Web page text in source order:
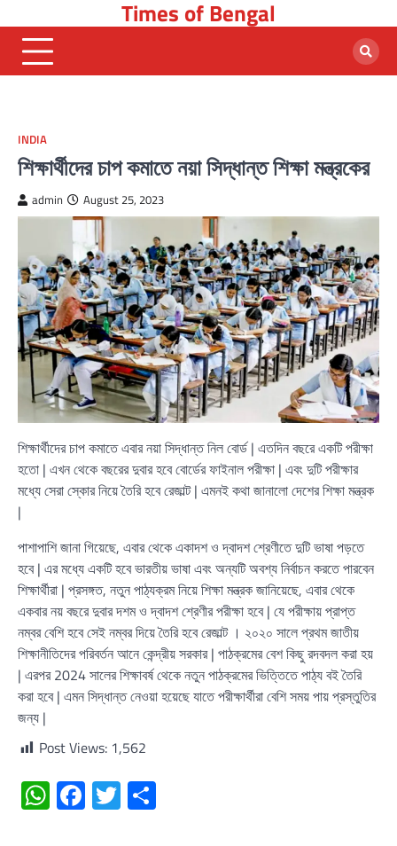
to
content
Times of Bengal
INDIA
শিক্ষার্থীদের চাপ কমাতে নয়া সিদ্ধান্ত শিক্ষা মন্ত্রকের
admin August 25, 2023
শিক্ষার্থীদের চাপ কমাতে এবার নয়া সিদ্ধান্ত নিল বোর্ড | এতদিন বছরে একটি পরীক্ষা
হতো | এখন থেকে বছরের দুবার হবে বোর্ডের ফাইনাল পরীক্ষা | এবং দুটি পরীক্ষার
মধ্যে সেরা স্কোর নিয়ে তৈরি হবে রেজাল্ট | এমনই কথা জানালো দেশের শিক্ষা মন্ত্রক
|
পাশাপাশি জানা গিয়েছে, এবার থেকে একাদশ ও দ্বাদশ শ্রেণীতে দুটি ভাষা পড়তে
হবে | এর মধ্যে একটি হবে ভারতীয় ভাষা এবং অন্যটি অবশ্য নির্বাচন করতে পারবেন
শিক্ষার্থীরা | প্রসঙ্গত, নতুন পাঠ্যক্রম নিয়ে শিক্ষা মন্ত্রক জানিয়েছে, এবার থেকে
একবার নয় বছরে দুবার দশম ও দ্বাদশ শ্রেণীর পরীক্ষা হবে | যে পরীক্ষায় প্রাপ্ত
নম্বর বেশি হবে সেই নম্বর দিয়ে তৈরি হবে রেজাল্ট । ২০২০ সালে প্রথম জাতীয়
শিক্ষানীতিদের পরিবর্তন আনে কেন্দ্রীয় সরকার | পাঠক্রমের বেশ কিছু রদবদল করা হয়
| এরপর 2024 সালের শিক্ষাবর্ষ থেকে নতুন পাঠক্রমের ভিত্তিতে পাঠ্য বই তৈরি
করা হবে | এমন সিদ্ধান্ত নেওয়া হয়েছে যাতে পরীক্ষার্থীরা বেশি সময় পায় প্রস্তুতির
জন্য |
Post Views: 1,562
WhatsApp
Facebook
Twitter